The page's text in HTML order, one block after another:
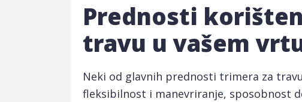
Prednosti
travu u vašem
Neki od glavnih prednosti trimera za
fleksibilnost i manevriranje, sposobnost